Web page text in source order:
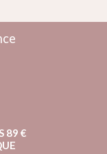
89 €